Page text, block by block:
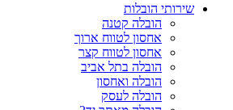
שירותי הובלות
הובלה קטנה
אחסון לטווח ארוך
אחסון לטווח קצר
הובלה בתל אביב
הובלה ואחסון
הובלה לעסק